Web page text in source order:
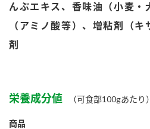
納豆の豆知識
鍋奉行マニュアル
人気商品 ＋ おすすめレシピ
おいしさと健康への
んぶエキス、香味油（小麦・
（アミノ酸等）、増粘剤（
剤
栄養成分値 （可食部100gあたり）
商品